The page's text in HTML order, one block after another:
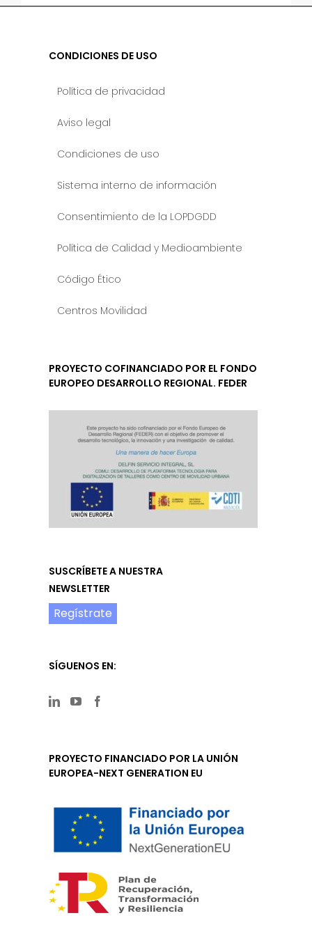
CONDICIONES DE USO
Política de privacidad
Aviso legal
Condiciones de uso
Sistema interno de información
Consentimiento de la LOPDGDD
Política de Calidad y Medioambiente
Código Ético
Centros Movilidad
PROYECTO COFINANCIADO POR EL FONDO
EUROPEO DESARROLLO REGIONAL. FEDER
SUSCRÍBETE A NUESTRA
NEWSLETTER
Regístrate
SÍGUENOS EN:
PROYECTO FINANCIADO POR LA UNIÓN
EUROPEA-NEXT GENERATION EU